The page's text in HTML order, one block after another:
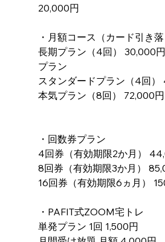
20,000円
・月額コース（カード引き落
長期プラン（4回） 30,000
プラン
スタンダードプラン（4回
本気プラン（8回） 72,000円
・回数券プラン
4回券（有効期限2か月）
8回券（有効期限3か月）
16回券（有効期限6ヵ月）
・PAFIT式ZOOM宅トレ
単発プラン 1回 1,500円